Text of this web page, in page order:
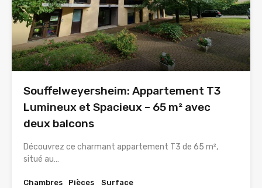
Souffelweyersheim: Appartement T3
Lumineux et Spacieux – 65 m² avec
deux balcons
Découvrez ce charmant appartement T3 de 65 m²,
situé au…
Chambres
Pièces
Surface